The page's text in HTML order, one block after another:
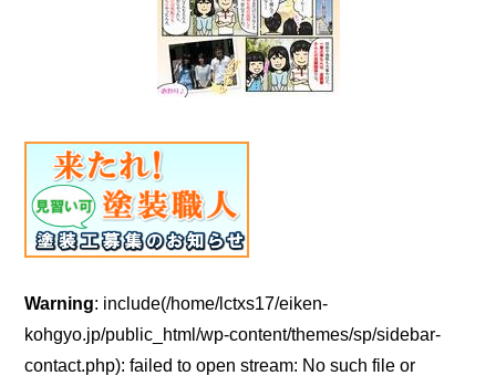
Warning: include(/home/lctxs17/eiken-
kohgyo.jp/public_html/wp-content/themes/sp/sidebar-
contact.php): failed to open stream: No such file or